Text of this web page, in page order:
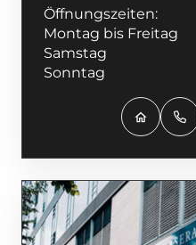
Öffnungszeiten:
Montag bis Freitag
Samstag
Sonntag